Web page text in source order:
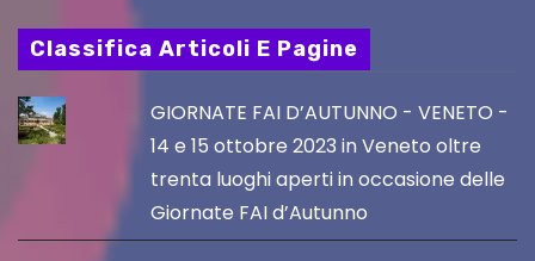
Classifica Articoli E Pagine
GIORNATE FAI D’AUTUNNO - VENETO -
14 e 15 ottobre 2023 in Veneto oltre
trenta luoghi aperti in occasione delle
Giornate FAI d’Autunno